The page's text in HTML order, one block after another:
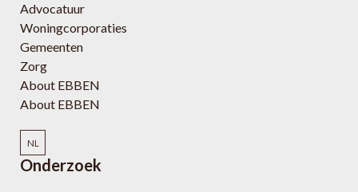
Advocatuur
Woningcorporaties
Gemeenten
Zorg
About EBBEN
About EBBEN
NL
Onderzoek